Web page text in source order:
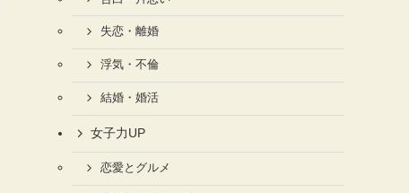
失恋・離婚
浮気・不倫
結婚・婚活
女子力UP
恋愛とグルメ